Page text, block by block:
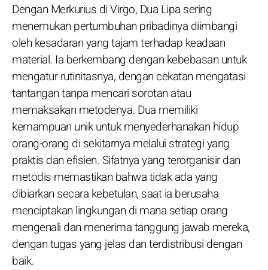
Dengan Merkurius di Virgo, Dua Lipa sering
menemukan pertumbuhan pribadinya diimbangi
oleh kesadaran yang tajam terhadap keadaan
material. Ia berkembang dengan kebebasan untuk
mengatur rutinitasnya, dengan cekatan mengatasi
tantangan tanpa mencari sorotan atau
memaksakan metodenya. Dua memiliki
kemampuan unik untuk menyederhanakan hidup
orang-orang di sekitarnya melalui strategi yang
praktis dan efisien. Sifatnya yang terorganisir dan
metodis memastikan bahwa tidak ada yang
dibiarkan secara kebetulan, saat ia berusaha
menciptakan lingkungan di mana setiap orang
mengenali dan menerima tanggung jawab mereka,
dengan tugas yang jelas dan terdistribusi dengan
baik.